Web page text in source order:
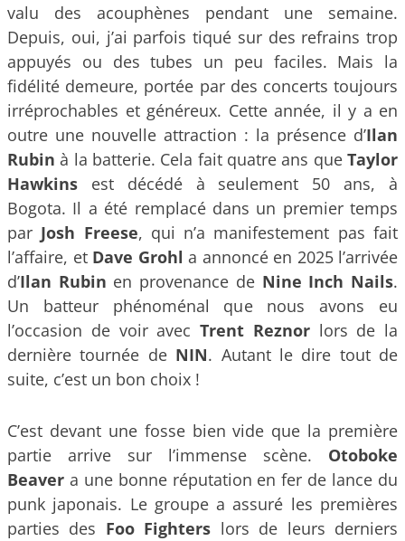
valu des acouphènes pendant une semaine.
Depuis, oui, j’ai parfois tiqué sur des refrains trop
appuyés ou des tubes un peu faciles. Mais la
fidélité demeure, portée par des concerts toujours
irréprochables et généreux. Cette année, il y a en
outre une nouvelle attraction : la présence d’Ilan
Rubin à la batterie. Cela fait quatre ans que Taylor
Hawkins est décédé à seulement 50 ans, à
Bogota. Il a été remplacé dans un premier temps
par Josh Freese, qui n’a manifestement pas fait
l’affaire, et Dave Grohl a annoncé en 2025 l’arrivée
d’Ilan Rubin en provenance de Nine Inch Nails.
Un batteur phénoménal que nous avons eu
l’occasion de voir avec Trent Reznorlors de la
dernière tournée de NIN. Autant le dire tout de
suite, c’est un bon choix !
C’est devant une fosse bien vide que la première
partie arrive sur l’immense scène. Otoboke
Beaver a une bonne réputation en fer de lance du
punk japonais. Le groupe a assuré les premières
parties des Foo Fighters lors de leurs derniers